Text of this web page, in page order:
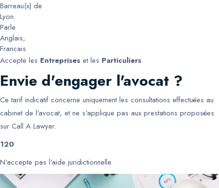
Barreau(x) de
Lyon
Parle
Anglais,
Francais
Accepte les Entreprises et les Particuliers
Envie d'engager l'avocat ?
Ce tarif indicatif concerne uniquement les consultations effectuées au
cabinet de l'avocat, et ne s'applique pas aux prestations proposées
sur Call A Lawyer.
120
N'accepte pas l'aide juridictionnelle